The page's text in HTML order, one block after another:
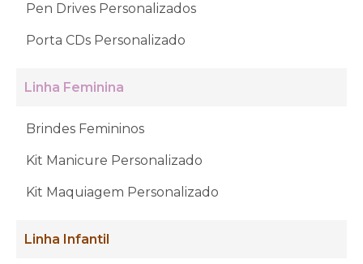
Pen Drives Personalizados
Porta CDs Personalizado
Linha Feminina
Brindes Femininos
Kit Manicure Personalizado
Kit Maquiagem Personalizado
Linha Infantil